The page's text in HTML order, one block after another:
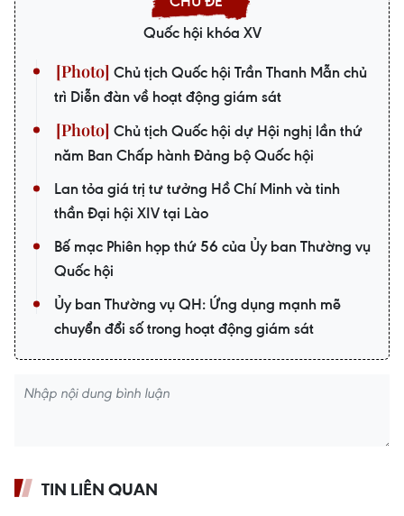
Quốc hội khóa XV
Chủ tịch Quốc hội Trần Thanh Mẫn chủ
trì Diễn đàn về hoạt động giám sát
Chủ tịch Quốc hội dự Hội nghị lần thứ
năm Ban Chấp hành Đảng bộ Quốc hội
Lan tỏa giá trị tư tưởng Hồ Chí Minh và tinh
thần Đại hội XIV tại Lào
Bế mạc Phiên họp thứ 56 của Ủy ban Thường vụ
Quốc hội
Ủy ban Thường vụ QH: Ứng dụng mạnh mẽ
chuyển đổi số trong hoạt động giám sát
TIN LIÊN QUAN